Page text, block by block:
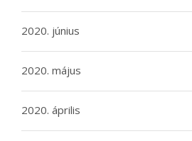
2020. június
2020. május
2020. április